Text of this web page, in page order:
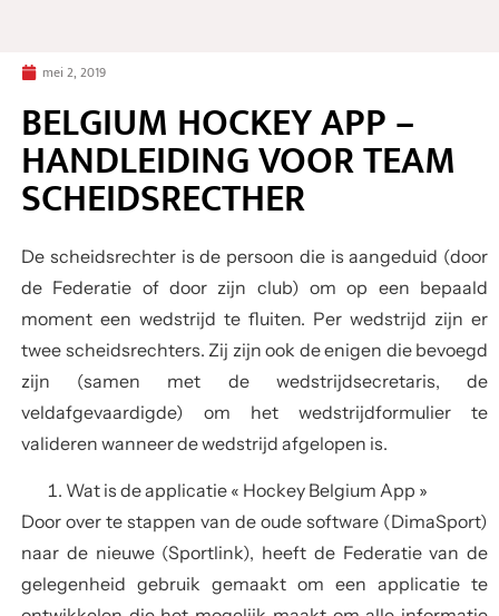
mei 2, 2019
BELGIUM HOCKEY APP –
HANDLEIDING VOOR TEAM
SCHEIDSRECTHER
De scheidsrechter is de persoon die is aangeduid (door
de Federatie of door zijn club) om op een bepaald
moment een wedstrijd te fluiten. Per wedstrijd zijn er
twee scheidsrechters. Zij zijn ook de enigen die bevoegd
zijn (samen met de wedstrijdsecretaris, de
veldafgevaardigde) om het wedstrijdformulier te
valideren wanneer de wedstrijd afgelopen is.
Wat is de applicatie « Hockey Belgium App »
Door over te stappen van de oude software (DimaSport)
naar de nieuwe (Sportlink), heeft de Federatie van de
gelegenheid gebruik gemaakt om een applicatie te